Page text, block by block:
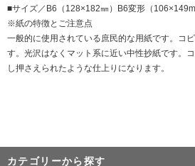
■サイズ／B6（128×182㎜）B6変形（
※紙の特徴とご注意点
一般的に使用されている庶民的な用紙です。コ
す。光沢はなくマット系に近い中性抄紙です。
し押さえられたような仕上りになります。
カテゴリーから探す